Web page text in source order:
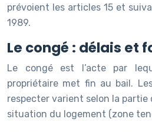
prévoient les articles 15 et
1989.
Le congé : délais et
Le congé est l’acte par
propriétaire met fin au bail.
respecter varient selon la partie
situation du logement (zone